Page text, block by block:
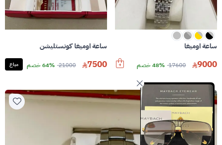
ساعة اوميغا
9000
17600 48% خصم
ساعة اوميغا كونستليشن
7500
21000 64% خصم مباع
تخفيضات كبرى